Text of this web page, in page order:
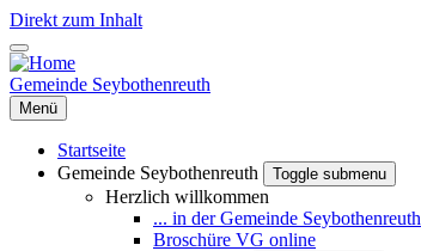
Direkt zum Inhalt
Gemeinde Seybothenreuth
Menü
Startseite
Gemeinde Seybothenreuth
Toggle submenu
Herzlich willkommen
... in der Gemeinde Seybothenreuth
Broschüre VG online